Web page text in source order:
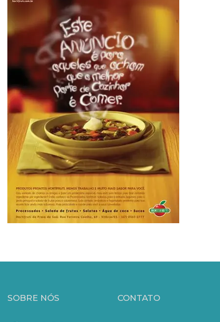
SOBRE NÓS CONTATO